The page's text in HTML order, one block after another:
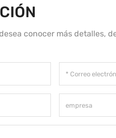
conocer más detalles,